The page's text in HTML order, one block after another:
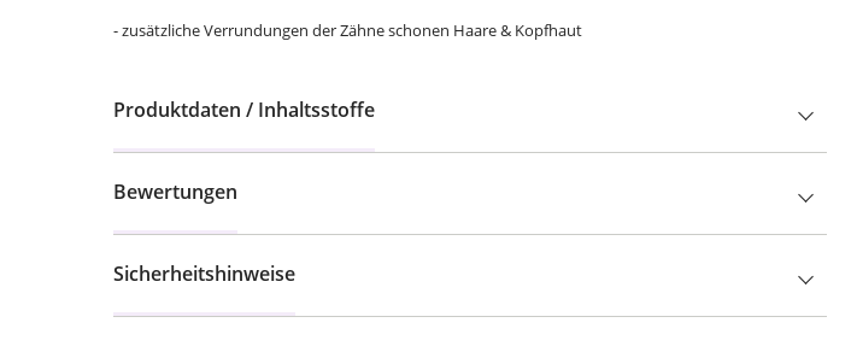
- zusätzliche Verrundungen der Zähne schonen Haare & Kopfhaut
Produktdaten / Inhaltsstoffe
Bewertungen
Sicherheitshinweise